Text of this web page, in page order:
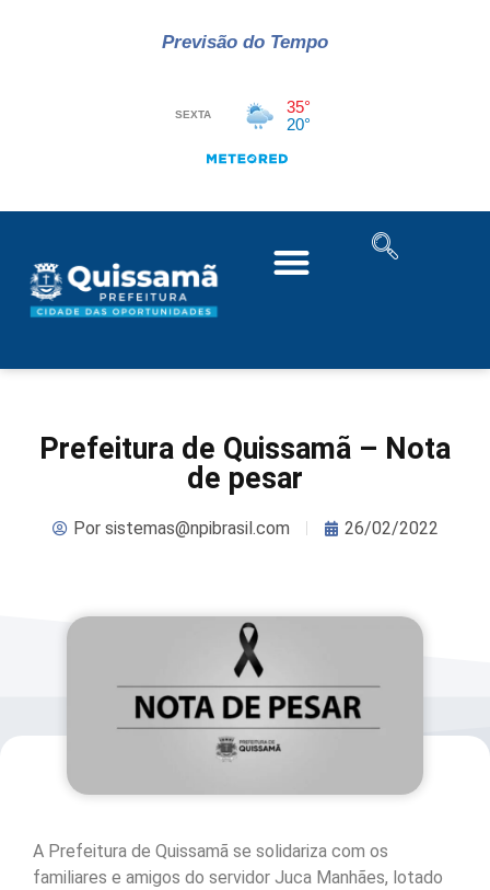
Previsão do Tempo
Prefeitura de Quissamã – Nota
de pesar
Porsistemas@npibrasil.com 26/02/2022
A Prefeitura de Quissamã se solidariza com os
familiares e amigos do servidor Juca Manhães, lotado